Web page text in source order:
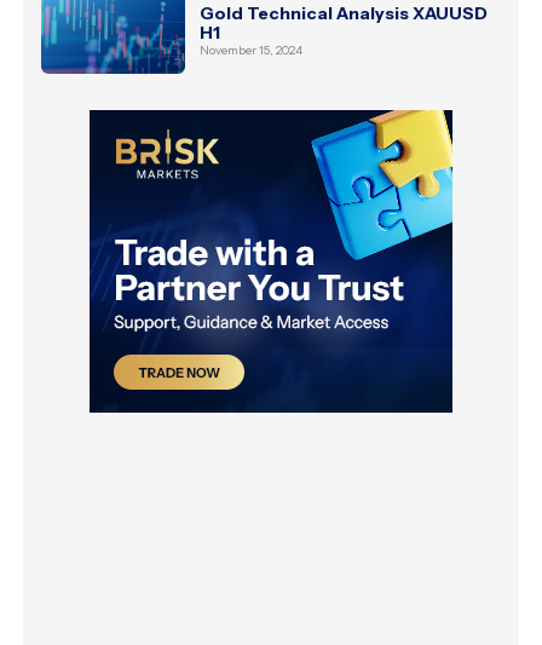
Gold Technical Analysis XAUUSD
H1
November 15, 2024